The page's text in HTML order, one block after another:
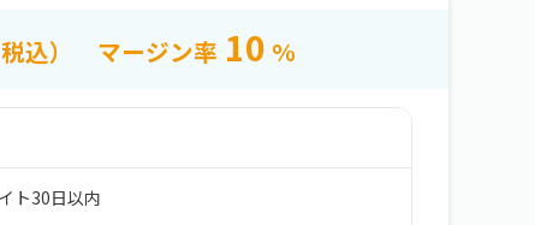
込） マージン率 10 %
ト30日以内